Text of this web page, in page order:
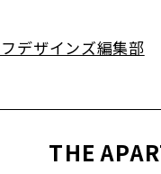
デザインズ編集部
THE